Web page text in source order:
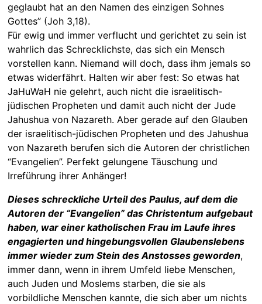
geglaubt hat an den Namen des einzigen Sohnes
Gottes” (Joh 3,18).
Für ewig und immer verflucht und gerichtet zu sein ist
wahrlich das Schrecklichste, das sich ein Mensch
vorstellen kann. Niemand will doch, dass ihm jemals so
etwas widerfährt. Halten wir aber fest: So etwas hat
JaHuWaH nie gelehrt, auch nicht die israelitisch-
jüdischen Propheten und damit auch nicht der Jude
Jahushua von Nazareth. Aber gerade auf den Glauben
der israelitisch-jüdischen Propheten und des Jahushua
von Nazareth berufen sich die Autoren der christlichen
“Evangelien”. Perfekt gelungene Täuschung und
Irreführung ihrer Anhänger!
Dieses schreckliche Urteil des Paulus, auf dem die
Autoren der “Evangelien” das Christentum aufgebaut
haben, war einer katholischen Frau im Laufe ihres
engagierten und hingebungsvollen Glaubenslebens
immer wieder zum Stein des Anstosses geworden,
immer dann, wenn in ihrem Umfeld liebe Menschen,
auch Juden und Moslems starben, die sie als
vorbildliche Menschen kannte, die sich aber um nichts